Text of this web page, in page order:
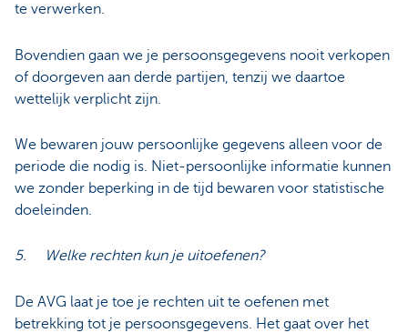
te verwerken.
Bovendien gaan we je persoonsgegevens nooit verkopen
of doorgeven aan derde partijen, tenzij we daartoe
wettelijk verplicht zijn.
We bewaren jouw persoonlijke gegevens alleen voor de
periode die nodig is. Niet-persoonlijke informatie kunnen
we zonder beperking in de tijd bewaren voor statistische
doeleinden.
5. Welke rechten kun je uitoefenen?
De AVG laat je toe je rechten uit te oefenen met
betrekking tot je persoonsgegevens. Het gaat over het